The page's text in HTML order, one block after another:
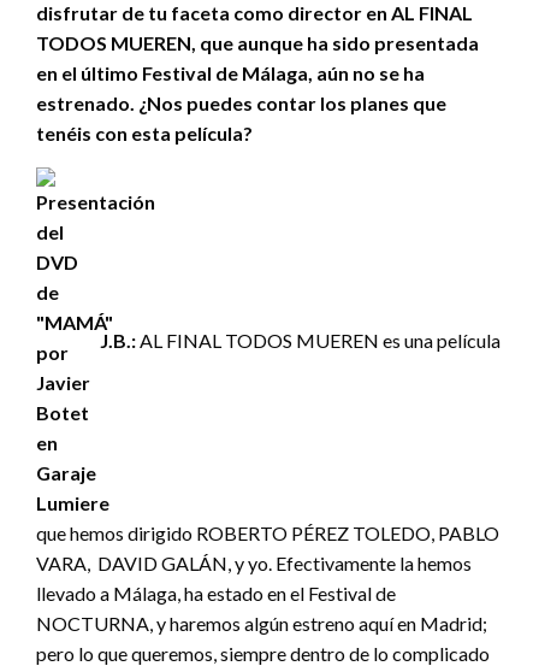
disfrutar de tu faceta como director en AL FINAL
TODOS MUEREN, que aunque ha sido presentada
en el último Festival de Málaga, aún no se ha
estrenado. ¿Nos puedes contar los planes que
tenéis con esta película?
J.B.: AL FINAL TODOS MUEREN es una película
que hemos dirigido ROBERTO PÉREZ TOLEDO, PABLO
VARA, DAVID GALÁN, y yo. Efectivamente la hemos
llevado a Málaga, ha estado en el Festival de
NOCTURNA, y haremos algún estreno aquí en Madrid;
pero lo que queremos, siempre dentro de lo complicado